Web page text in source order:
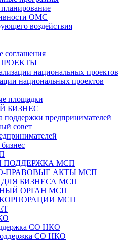
планирование
ОМС
воздействия
соглашения
национальных проектов
национальных проектов
площадки
БИЗНЕС
поддержки предпринимателей
совет
МСП
ПРАВОВЫЕ АКТЫ МСП
БИЗНЕСА МСП
ОРГАН МСП
МСП
СО НКО
СО НКО